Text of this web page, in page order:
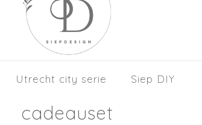
Utrecht city serie Siep DIY
cadeauset